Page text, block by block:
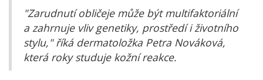
"Zarudnutí obličeje může být multifaktoriální
a zahrnuje vliv genetiky, prostředí i životního
stylu," říká dermatoložka Petra Nováková,
která roky studuje kožní reakce.